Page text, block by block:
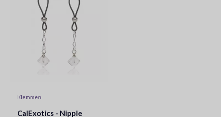
Klemmen
CalExotics - Nipple